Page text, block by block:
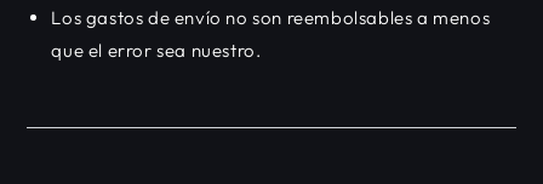
Los gastos de envío no son reembolsables a menos
que el error sea nuestro.